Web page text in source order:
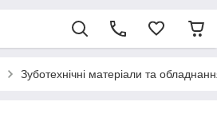
Зуботехнічні матеріали та